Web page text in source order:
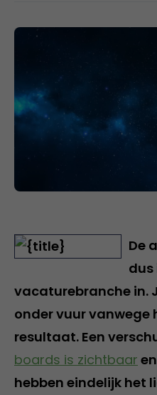
De
dus
vacaturebranche in.
onder vuur vanwege
resultaat. Een
boards is zichtbaar
hebben eindelijk het